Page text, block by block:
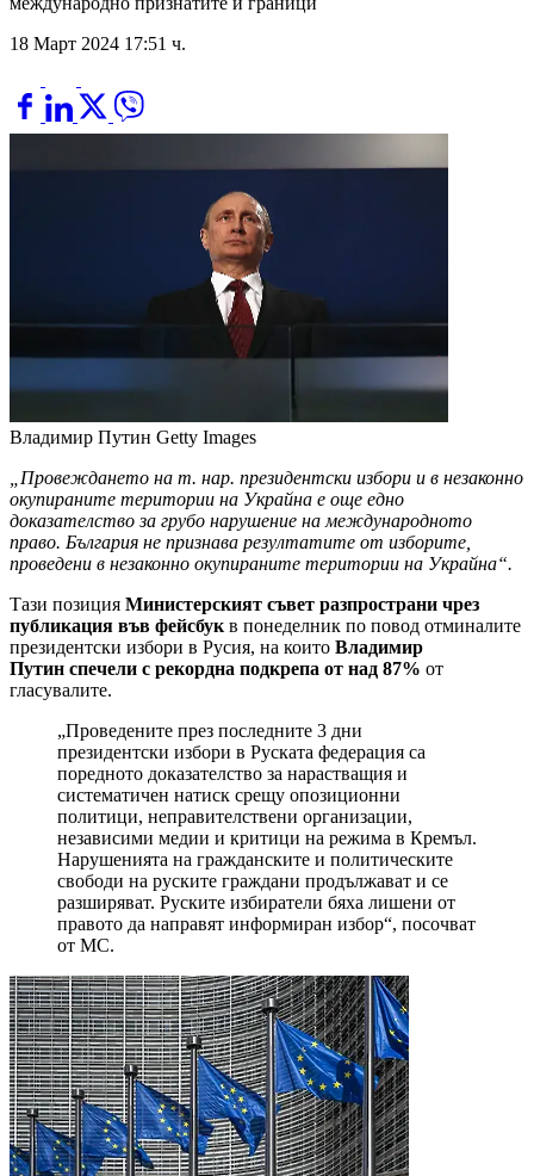
18 Март 2024 17:51 ч.
Владимир Путин Getty Images
„Провеждането на т. нар. президентски избори и в незаконно
окупираните територии на Украйна е още едно
доказателство за грубо нарушение на международното
право. България не признава резултатите от изборите,
проведени в незаконно окупираните територии на Украйна“.
Тази позиция Министерският съвет разпространи чрез
публикация във фейсбук в понеделник по повод отминалите
президентски избори в Русия, на които Владимир
Путин спечели с рекордна подкрепа от над 87% от
гласувалите.
„Проведените през последните 3 дни
президентски избори в Руската федерация са
поредното доказателство за нарастващия и
систематичен натиск срещу опозиционни
политици, неправителствени организации,
независими медии и критици на режима в Кремъл.
Нарушенията на гражданските и политическите
свободи на руските граждани продължават и се
разширяват. Руските избиратели бяха лишени от
правото да направят информиран избор“, посочват
от МС.